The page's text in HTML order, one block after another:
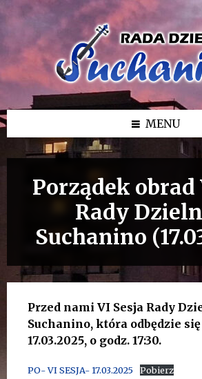
Przejdź
Przejdź
bocznego
Przejdź
MENU
Porządek obrad
Rady
Suchanino
Przed nami VI Sesja Rady
Suchanino, która odbędzie
17.03.2025, o godz. 17:30.
PO- VI SESJA- 17.03.2025 Pobierz